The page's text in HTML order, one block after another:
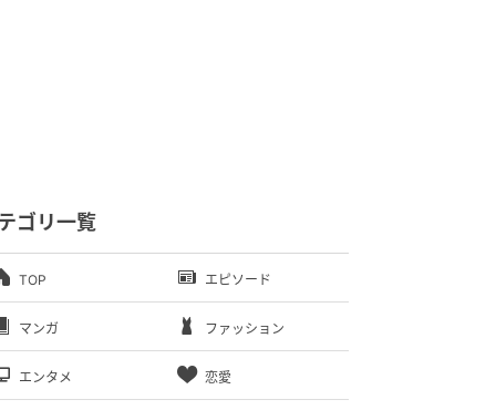
ゴリ一覧
TOP エピソード
マンガ ファッション
エンタメ 恋愛